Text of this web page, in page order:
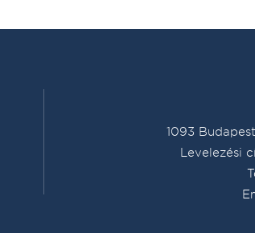
1093
Levelezési